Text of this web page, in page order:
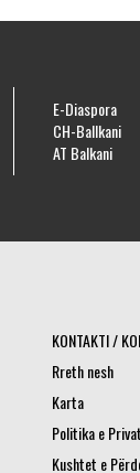
E-Diaspora
CH-Ballkani
AT Balkani
KONTAKTI /
Rreth nesh
Karta
Politika e
Kushtet e